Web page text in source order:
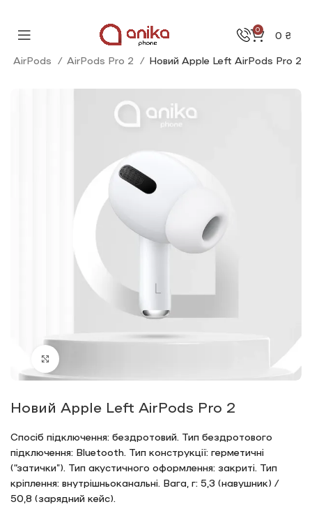
0 0 ₴
AirPods AirPods Pro 2 Новий Apple Left AirPods Pro 2
Новий Apple Left AirPods Pro 2
Спосіб підключення: бездротовий. Тип бездротового
підключення: Bluetooth. Тип конструкції: герметичні
(“затички”). Тип акустичного оформлення: закриті. Тип
кріплення: внутрішньоканальні. Вага, г: 5,3 (навушник) /
50,8 (зарядний кейс).